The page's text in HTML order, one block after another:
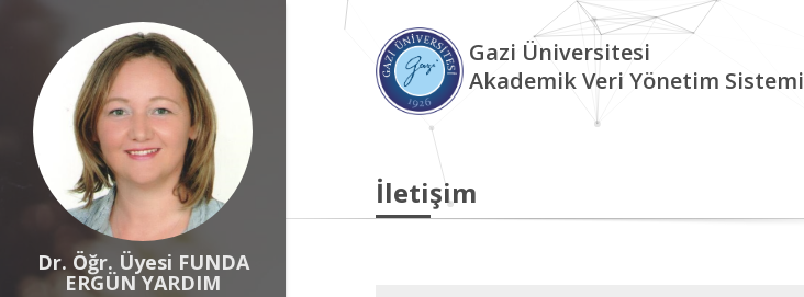
Dr. Öğr. Üyesi FUNDA
ERGÜN YARDIM
Gazi Üniversitesi
Akademik Veri Yönetim Sistemi
İletişim